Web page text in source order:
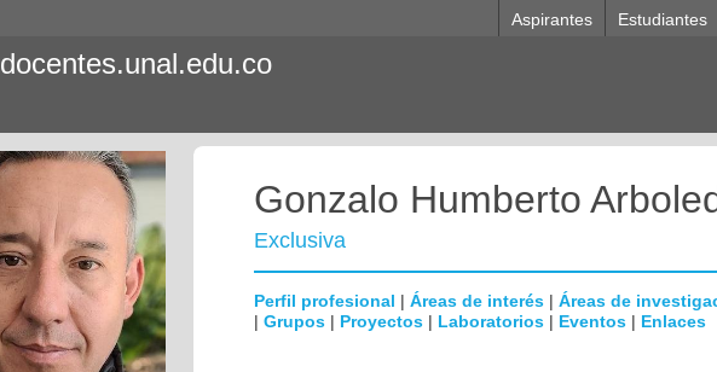
Aspirantes Estudiantes
docentes.unal.edu.co
Gonzalo Humberto
Exclusiva
Perfil profesional | Áreas de interés | Áreas de
| Grupos | Proyectos | Laboratorios | Eventos | Enlaces